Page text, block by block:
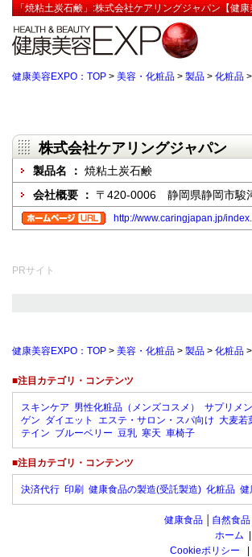
「焼粘土炭石鹸」:株式会社ケアリングジャパン【健
健康美容EXPO：TOP > 美容・化粧品 > 製品 > 化粧品 >
株式会社ケアリングジャパン
製品名 ： 焼粘土炭石鹸
会社概要 ： 〒420-0006 静岡県静岡市駿
http://www.caringjapan.jp/
PRサイト
健康美容EXPO：TOP > 美容・化粧品 > 製品 > 化粧品 >
■注目カテゴリ・コンテンツ
スキンケア 男性化粧品（メンズコスメ） サプリメ
ゲン ダイエット エステ・サロン・スパ向け 大麦若
テイン ブルーベリー 豆乳 寒天 車椅子
■注目カテゴリ・コンテンツ
決済代行 印刷 健康食品の製造(受託製造) 化粧品 健
健康食品 自然食品
ホーム
Cookieポリシー